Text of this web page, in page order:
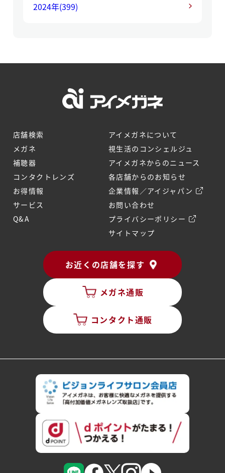
2024年(399)
店舗検索
メガネ
補聴器
コンタクトレンズ
お得情報
サービス
Q&A
アイメガネについて
視生活のコンシェルジュ
アイメガネからのニュース
各店舗からのお知らせ
企業情報／アイジャパン
お問い合わせ
プライバシーポリシー
サイトマップ
お近くの店舗を探す
メガネ通販
コンタクト通販